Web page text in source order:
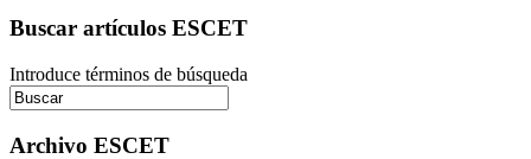
Buscar artículos ESCET
Introduce términos de búsqueda
Archivo ESCET